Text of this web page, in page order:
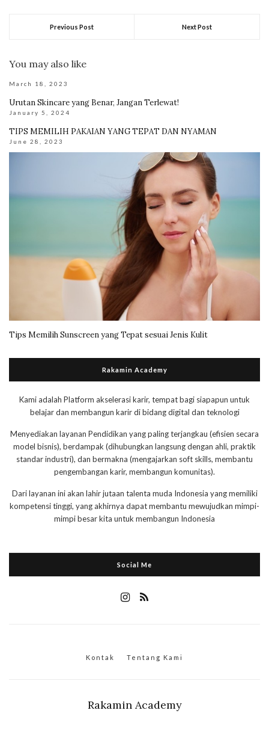
Previous Post Next Post
You may also like
March 18, 2023
Urutan Skincare yang Benar, Jangan Terlewat!
January 5, 2024
TIPS MEMILIH PAKAIAN YANG TEPAT DAN NYAMAN
June 28, 2023
Tips Memilih Sunscreen yang Tepat sesuai Jenis Kulit
Rakamin Academy
Kami adalah Platform akselerasi karir, tempat bagi siapapun untuk
belajar dan membangun karir di bidang digital dan teknologi
Menyediakan layanan Pendidikan yang paling terjangkau (efisien secara
model bisnis), berdampak (dihubungkan langsung dengan ahli, praktik
standar industri), dan bermakna (mengajarkan soft skills, membantu
pengembangan karir, membangun komunitas).
Dari layanan ini akan lahir jutaan talenta muda Indonesia yang memiliki
kompetensi tinggi, yang akhirnya dapat membantu mewujudkan mimpi-
mimpi besar kita untuk membangun Indonesia
Social Me
Kontak Tentang Kami
Rakamin Academy